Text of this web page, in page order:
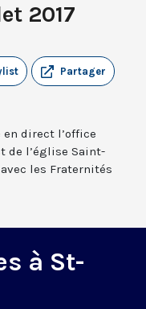
2017
Partager
en direct l’office
de l’église Saint-
les Fraternités
à St-